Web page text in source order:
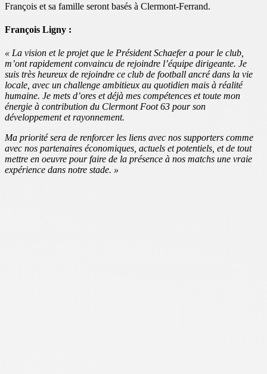
François et sa famille seront basés à Clermont-Ferrand.
François Ligny :
« La vision et le projet que le Président Schaefer a pour le club,
m’ont rapidement convaincu de rejoindre l’équipe dirigeante. Je
suis très heureux de rejoindre ce club de football ancré dans la vie
locale, avec un challenge ambitieux au quotidien mais à réalité
humaine. Je mets d’ores et déjà mes compétences et toute mon
énergie à contribution du Clermont Foot 63 pour son
développement et rayonnement.
Ma priorité sera de renforcer les liens avec nos supporters comme
avec nos partenaires économiques, actuels et potentiels, et de tout
mettre en oeuvre pour faire de la présence à nos matchs une vraie
expérience dans notre stade. »